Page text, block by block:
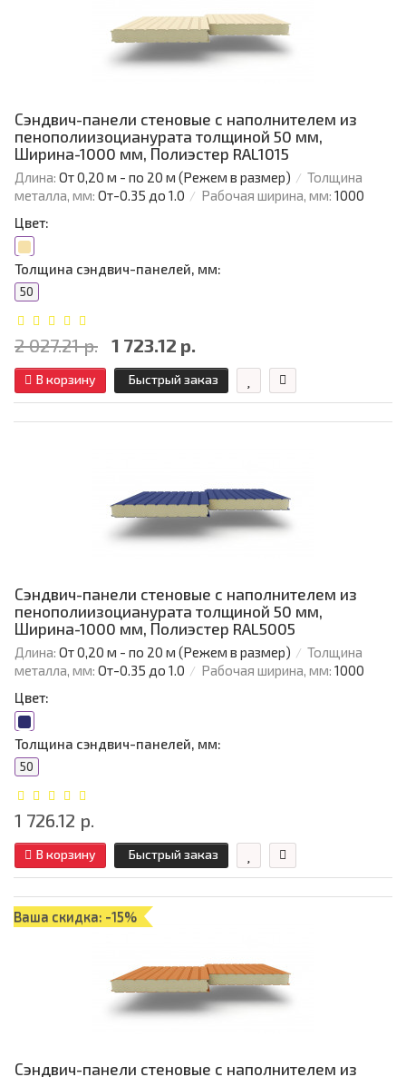
Сэндвич-панели стеновые с наполнителем из
пенополиизоцианурата толщиной 50 мм,
Ширина-1000 мм, Полиэстер RAL1015
Длина: От 0,20 м - по 20 м (Режем в размер)
Толщина
металла, мм: От-0.35 до 1.0 Рабочая ширина, мм: 1000
Цвет:
Толщина сэндвич-панелей, мм:
50
2 027.21 р. 1 723.12 р.
В корзину Быстрый заказ
Сэндвич-панели стеновые с наполнителем из
пенополиизоцианурата толщиной 50 мм,
Ширина-1000 мм, Полиэстер RAL5005
Длина: От 0,20 м - по 20 м (Режем в размер)
Толщина
металла, мм: От-0.35 до 1.0 Рабочая ширина, мм: 1000
Цвет:
Толщина сэндвич-панелей, мм:
50
1 726.12 р.
В корзину Быстрый заказ
Ваша скидка: -15%
Сэндвич-панели стеновые с наполнителем из